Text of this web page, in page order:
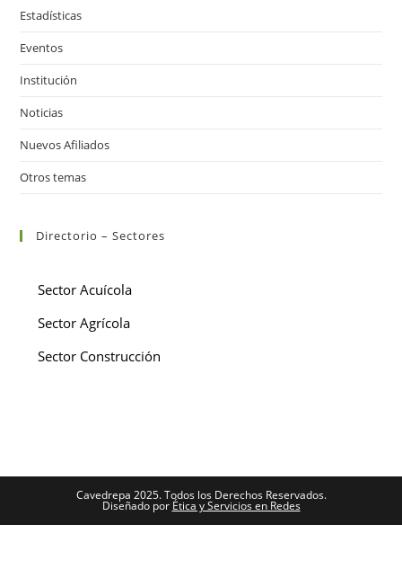
Estadísticas
Eventos
Institución
Noticias
Nuevos Afiliados
Otros temas
Directorio – Sectores
Sector Acuícola
Sector Agrícola
Sector Construcción
Cavedrepa 2025. Todos los Derechos Reservados.
Diseñado por Ética y Servicios en Redes